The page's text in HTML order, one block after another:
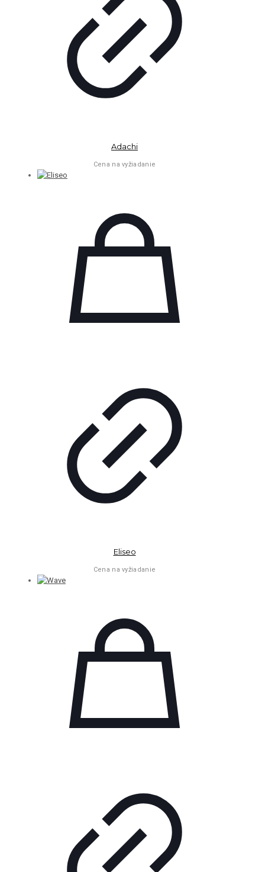
Adachi
Cena na vyžiadanie
Eliseo
Cena na vyžiadanie